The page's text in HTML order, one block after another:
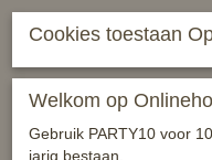
Cookies toestaan
Welkom op
Gebruik PARTY10 voor
jarig bestaan.